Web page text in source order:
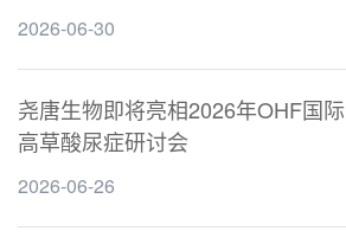
2026-06-30
尧唐生物即将亮相2026年OHF国际
高草酸尿症研讨会
2026-06-26